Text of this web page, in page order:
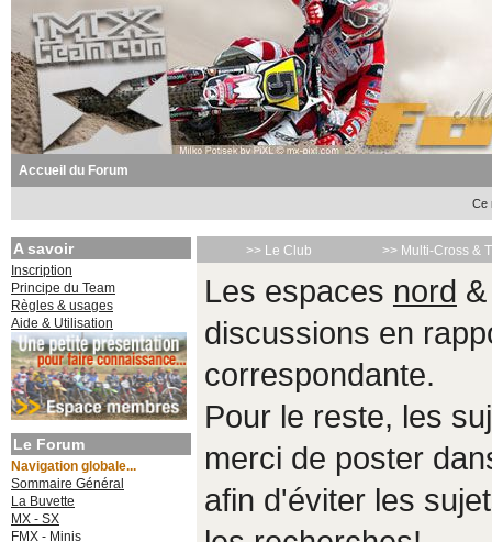
Accueil du Forum
Ce
A savoir
Inscription
Principe du Team
Règles & usages
Aide & Utilisation
Le Forum
Navigation globale...
Sommaire Général
La Buvette
MX - SX
FMX - Minis
>> Le Club >> Multi-Cross &
Les espaces nord
discussions en
correspondante.
Pour le reste, les
merci de poster
afin d'éviter les